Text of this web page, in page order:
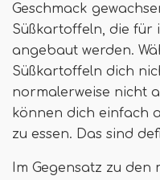
Geschmack
Süßkartoffeln, die für
angebaut werden.
Süßkartoffeln dich
normalerweise nicht
können dich einfach
zu essen. Das sind
Im Gegensatz zu den